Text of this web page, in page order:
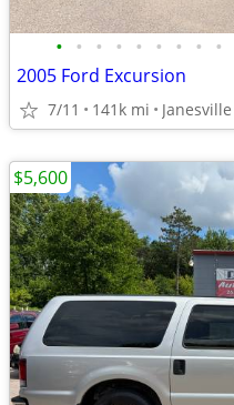
• • • • • • • • •
2005 Ford Excursion
7/11 141k mi Janesville
$5,600